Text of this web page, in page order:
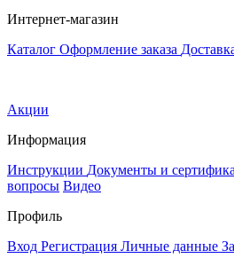
Интернет-магазин
Каталог Оформление заказа
Акции
Информация
Инструкции Документы и
вопросы Видео
Профиль
Вход Регистрация Личные данные